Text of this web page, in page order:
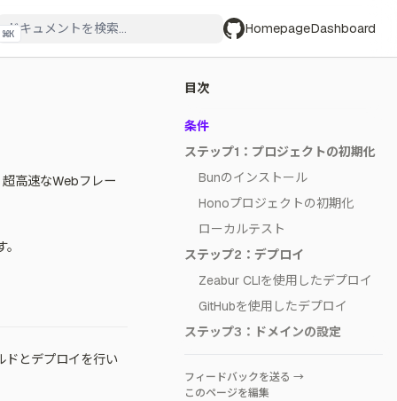
⌘K HomepageDashboard
目次
条件
ステップ1：プロジェクトの初期化
Bunのインストール
Honoプロジェクトの初期化
ローカルテスト
ステップ2：デプロイ
Zeabur CLIを使用したデプロイ
GitHubを使用したデプロイ
ステップ3：ドメインの設定
フィードバックを送る →
このページを編集
高速なWebフレー
とデプロイを行い